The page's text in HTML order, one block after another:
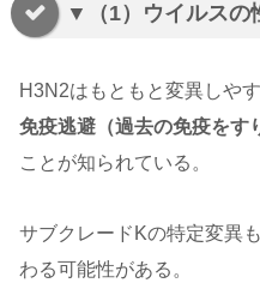
▼（1）ウイルスの
H3N2はもともと変異しや
免疫逃避（過去の免疫をす
ことが知られている。
サブクレードKの特定変異
わる可能性がある。